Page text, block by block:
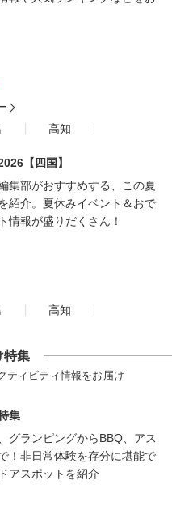
高知
【四国】
集部がおすすめする、この夏
紹介。夏休みイベント＆おで
情報が盛りだくさん！
高知
特集
ティビティ情報をお届け
集
グランピングからBBQ、アス
！非日常体験を存分に堪能で
アスポットを紹介